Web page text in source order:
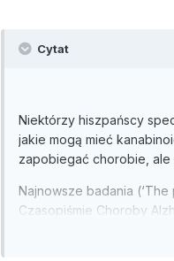
Cytat
Niektórzy hiszpańscy
jakie mogą mieć
zapobiegać chorobie,
Najnowsze badania
Czasopiśmie Choroby
psychoaktywnego